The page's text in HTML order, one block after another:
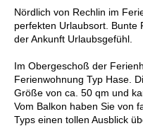
Nördlich von Rechlin im
perfekten Urlaubsort. Bunte
der Ankunft Urlaubsgefühl.
Im Obergeschoß der
Ferienwohnung Typ Hase.
Größe von ca. 50 qm und
Vom Balkon haben Sie von
Typs einen tollen Ausblick